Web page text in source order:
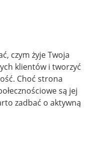
czym żyje Twoja
klientów i tworzyć
Choć strona
są jej
zadbać o aktywną